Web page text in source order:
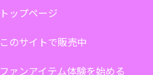
トップページ
このサイトで販売中
ファンアイテム体験を始める